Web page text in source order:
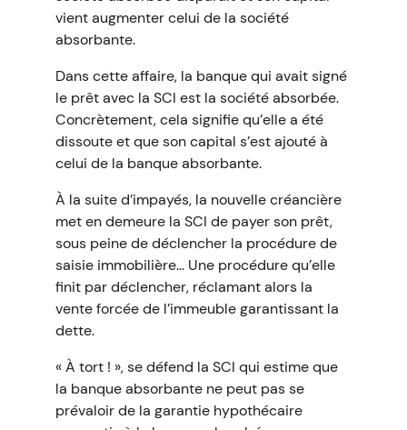
vient augmenter celui de la société
absorbante.
Dans cette affaire, la banque qui avait signé
le prêt avec la SCI est la société absorbée.
Concrètement, cela signifie qu’elle a été
dissoute et que son capital s’est ajouté à
celui de la banque absorbante.
À la suite d’impayés, la nouvelle créancière
met en demeure la SCI de payer son prêt,
sous peine de déclencher la procédure de
saisie immobilière… Une procédure qu’elle
finit par déclencher, réclamant alors la
vente forcée de l’immeuble garantissant la
dette.
« À tort ! », se défend la SCI qui estime que
la banque absorbante ne peut pas se
prévaloir de la garantie hypothécaire